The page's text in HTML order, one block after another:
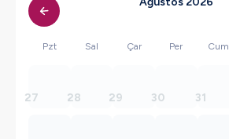
Pzt Sal Çar Per Cum
27 28 29 30 31